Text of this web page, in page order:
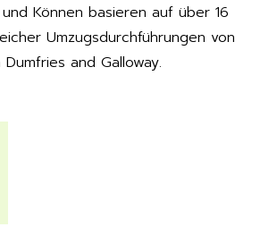
Können basieren auf über 16
Umzugsdurchführungen von
and Galloway.